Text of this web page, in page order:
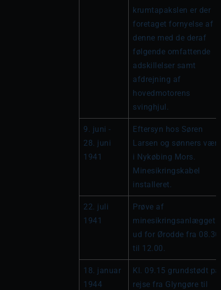
krumtapakslen er der
foretaget fornyelse af
denne med de deraf
følgende omfattende
adskillelser samt
afdrejning af
hovedmotorens
svinghjul.
9. juni -
28. juni
1941
Eftersyn hos Søren
Larsen og sønners
i Nykøbing Mors.
Minesikringskabel
installeret.
22. juli
1941
Prøve af
minesikringsanlægget
ud for Ørodde fra 08.30
til 12.00.
18. januar
1944
Kl. 09.15 grundstødt på
rejse fra Glyngøre til